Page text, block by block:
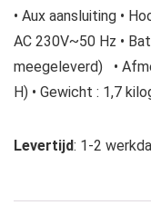
• Aux aansluiting •
AC 230V~50 Hz •
meegeleverd) •
H) • Gewicht : 1,7
Levertijd: 1-2